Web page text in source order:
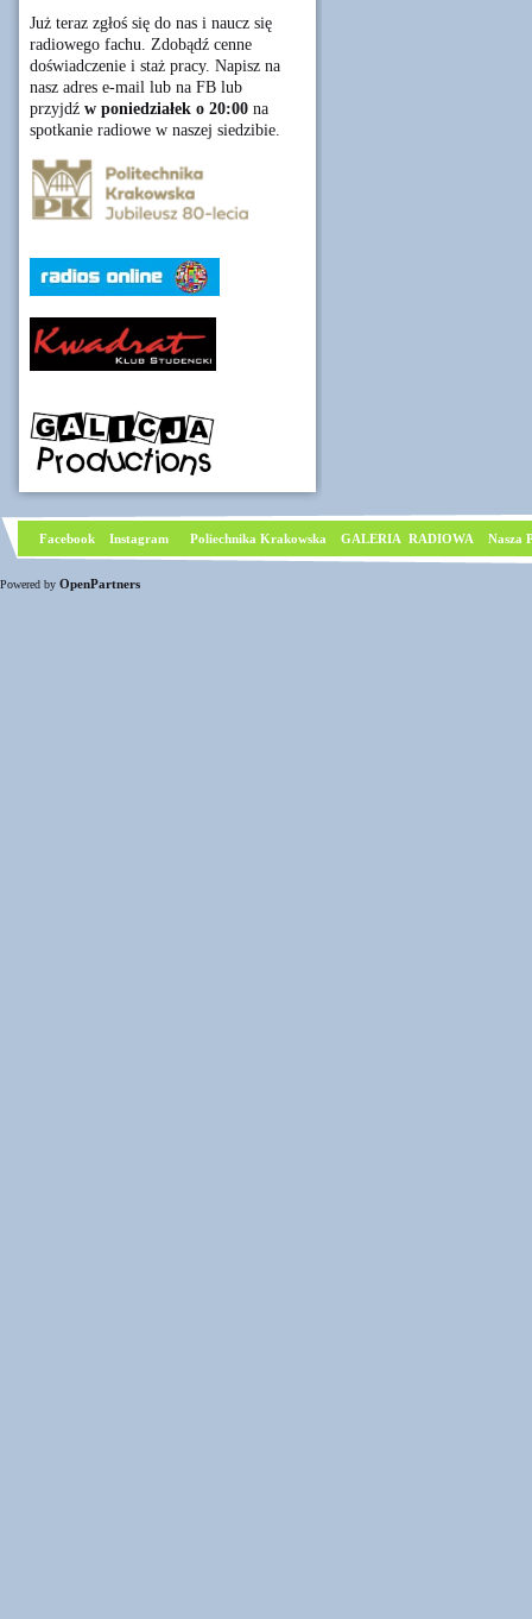
Już teraz zgłoś się do nas i naucz się
radiowego fachu. Zdobądź cenne
doświadczenie i staż pracy. Napisz na
nasz adres e-mail lub na FB lub
przyjdź w poniedziałek o 20:00 na
spotkanie radiowe w naszej siedzibie.
Facebook Instagram Poliechnika Krakowska GALERIA RADIOWA Nasza
Powered by OpenPartners